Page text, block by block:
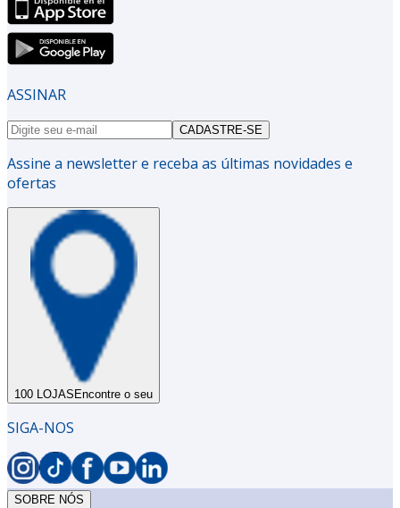
ASSINAR
CADASTRE-SE
Assine a newsletter e receba as últimas novidades e
ofertas
100 LOJAS Encontre o seu
SIGA-NOS
SOBRE NÓS